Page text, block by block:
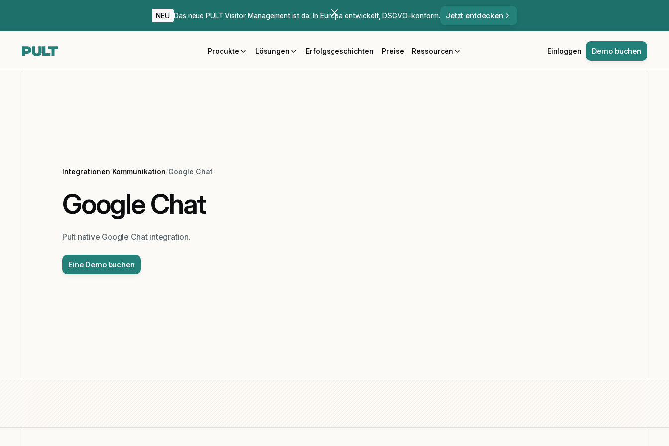
NEU Das neue PULT Visitor Management ist da. In Europa entwickelt, DSGVO-konform. Jetzt entdecken
Produkte Lösungen Erfolgsgeschichten Preise Ressourcen Einloggen Demo buchen
Integrationen/Kommunikation/Google Chat
Google Chat
Pult native Google Chat integration.
Eine Demo buchen